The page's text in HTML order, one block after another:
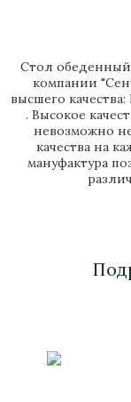
Стол обеденный
компании
высшего
. Высокое
невозможно
качества на
мануфактура